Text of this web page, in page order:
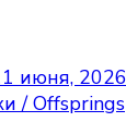
июня, 2026
/ Offsprings